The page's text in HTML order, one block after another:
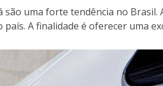
uma forte tendência no Brasil.
A finalidade é oferecer uma